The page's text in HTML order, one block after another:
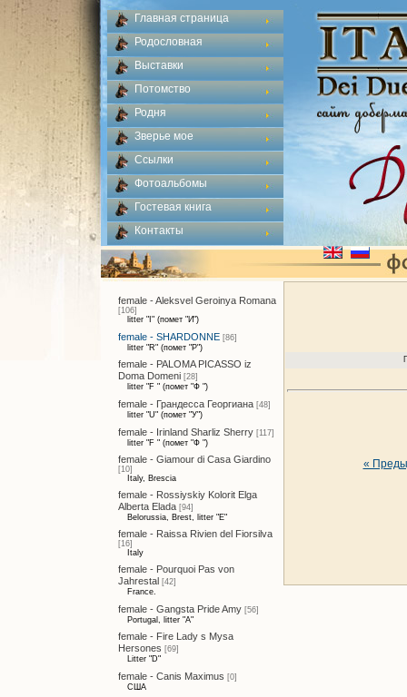
Главная страница
Родословная
Выставки
Потомство
Родня
Зверье мое
Ссылки
Фотоальбомы
Гостевая книга
Контакты
female - Aleksvel Geroinya Romana
[106]
litter "I" (помет "И")
female - SHARDONNE [86]
litter "R" (помет "Р")
female - PALOMA PICASSO iz
Doma Domeni [28]
litter "F " (помет "Ф ")
female - Грандесса Георгиана [48]
litter "U" (помет "У")
female - Irinland Sharliz Sherry [117]
litter "F " (помет "Ф ")
female - Giamour di Casa Giardino
[10]
Italy, Brescia
female - Rossiyskiy Kolorit Elga
Alberta Elada [94]
Belorussia, Brest, litter "E"
female - Raissa Rivien del Fiorsilva
[16]
Italy
female - Pourquoi Pas von
Jahrestal [42]
France.
female - Gangsta Pride Amy [56]
Portugal, litter "A"
female - Fire Lady s Mysa
Hersones [69]
Litter "D"
female - Canis Maximus [0]
США
«